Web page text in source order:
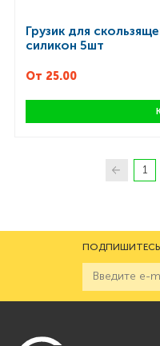
Грузик для
силикон 5шт
От 25.00
1